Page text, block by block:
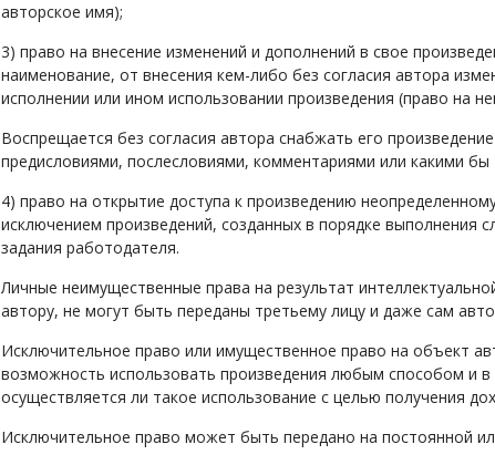
авторское имя);
3) право на внесение изменений и дополнений в свое
наименование, от внесения кем-либо без согласия автора
исполнении или ином использовании произведения (право на
Воспрещается без согласия автора снабжать его
предисловиями, послесловиями, комментариями или какими
4) право на открытие доступа к произведению
исключением произведений, созданных в порядке выполнения
задания работодателя.
Личные неимущественные права на результат
автору, не могут быть переданы третьему лицу и даже сам
Исключительное право или имущественное право на объект
возможность использовать произведения любым способом и
осуществляется ли такое использование с целью получения
Исключительное право может быть передано на постоянной